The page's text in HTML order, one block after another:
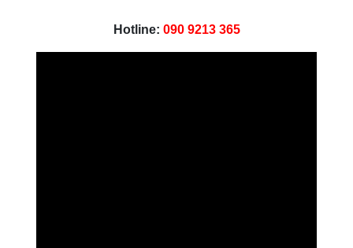
Hotline: 090 9213 365